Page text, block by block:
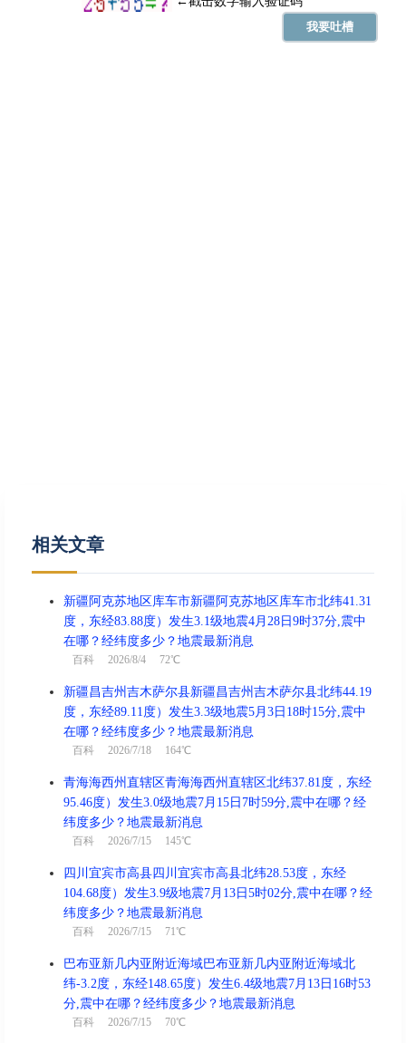
相关文章
新疆阿克苏地区库车市新疆阿克苏地区库车市北纬41.31
度，东经83.88度）发生3.1级地震4月28日9时37分,震中
在哪？经纬度多少？地震最新消息
百科 2026/8/4 72℃
新疆昌吉州吉木萨尔县新疆昌吉州吉木萨尔县北纬44.19
度，东经89.11度）发生3.3级地震5月3日18时15分,震中
在哪？经纬度多少？地震最新消息
百科 2026/7/18 164℃
青海海西州直辖区青海海西州直辖区北纬37.81度，东经
95.46度）发生3.0级地震7月15日7时59分,震中在哪？经
纬度多少？地震最新消息
百科 2026/7/15 145℃
四川宜宾市高县四川宜宾市高县北纬28.53度，东经
104.68度）发生3.9级地震7月13日5时02分,震中在哪？经
纬度多少？地震最新消息
百科 2026/7/15 71℃
巴布亚新几内亚附近海域巴布亚新几内亚附近海域北
纬-3.2度，东经148.65度）发生6.4级地震7月13日16时53
分,震中在哪？经纬度多少？地震最新消息
百科 2026/7/15 70℃